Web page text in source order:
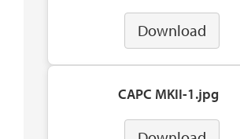
Download
CAPC MKII-1.jpg